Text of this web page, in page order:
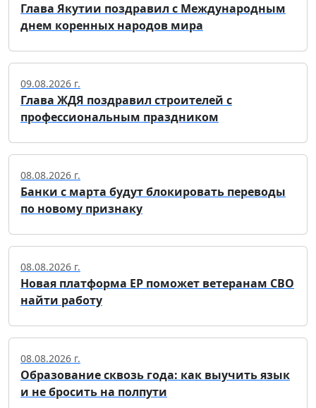
Глава Якутии поздравил с Международным
днем коренных народов мира
09.08.2026 г.
Глава ЖДЯ поздравил строителей с
профессиональным праздником
08.08.2026 г.
Банки с марта будут блокировать переводы
по новому признаку
08.08.2026 г.
Новая платформа ЕР поможет ветеранам СВО
найти работу
08.08.2026 г.
Образование сквозь года: как выучить язык
и не бросить на полпути